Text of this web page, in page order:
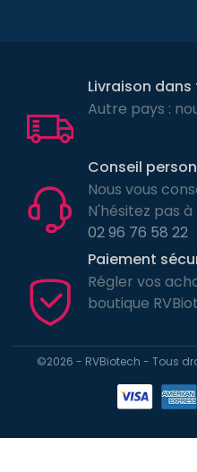
Livraison
Autre pays :
Conseil
Nous vous
N'hésitez pas
02 96 76 58 22
Paiement
Régler vos
boutique
©2026 - RVBiotech - Tous